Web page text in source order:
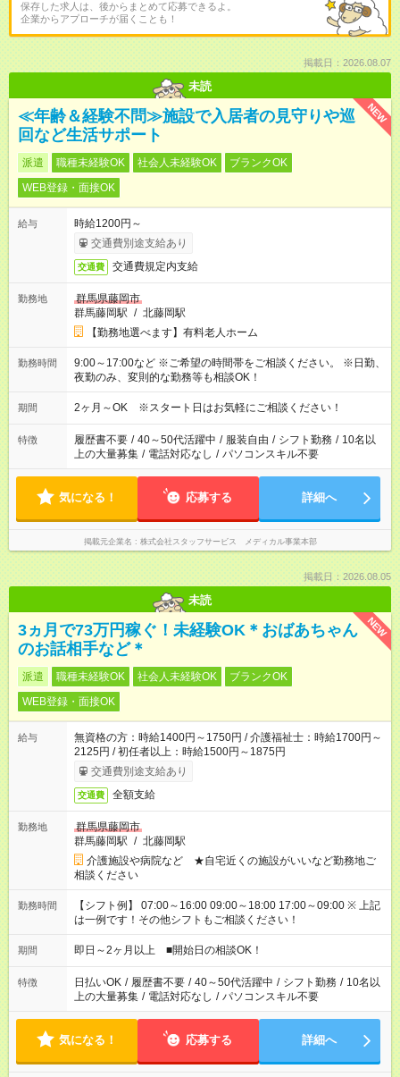
保存した求人は、後からまとめて応募できるよ。
企業からアプローチが届くことも！
掲載日：2026.08.07
未読
NEW
≪年齢＆経験不問≫施設で入居者の見守りや巡
回など生活サポート
派遣 職種未経験OK 社会人未経験OK
ブランクOK
WEB登録・面接OK
給与
時給1200円～
交通費別途支給あり
交通費 交通費規定内支給
勤務地
群馬県藤岡市
群馬藤岡駅 / 北藤岡駅
【勤務地選べます】有料老人ホーム
勤務時間
9:00～17:00など ※ご希望の時間帯をご相談ください。 ※日勤、
夜勤のみ、変則的な勤務等も相談OK！
期間 2ヶ月～OK ※スタート日はお気軽にご相談ください！
特徴 履歴書不要 / 40～50代活躍中 / 服装自由 / シフト勤務 / 10名以
上の大量募集 / 電話対応なし / パソコンスキル不要
気になる！ 応募する 詳細へ
掲載元企業名 株式会社スタッフサービス メディカル事業本部
掲載日：2026.08.05
未読
NEW
3ヵ月で73万円稼ぐ！未経験OK＊おばあちゃん
のお話相手など＊
派遣 職種未経験OK 社会人未経験OK
ブランクOK
WEB登録・面接OK
給与
無資格の方：時給1400円～1750円 / 介護福祉士：時給1700円～
2125円 / 初任者以上：時給1500円～1875円
交通費別途支給あり
交通費 全額支給
勤務地
群馬県藤岡市
群馬藤岡駅 / 北藤岡駅
介護施設や病院など ★自宅近くの施設がいいなど勤務地ご
相談ください
勤務時間
【シフト例】 07:00～16:00 09:00～18:00 17:00～09:00 ※ 上記
は一例です！その他シフトもご相談ください！
期間 即日～2ヶ月以上 ■開始日の相談OK！
特徴 日払いOK / 履歴書不要 / 40～50代活躍中 / シフト勤務 / 10名以
上の大量募集 / 電話対応なし / パソコンスキル不要
気になる！ 応募する 詳細へ